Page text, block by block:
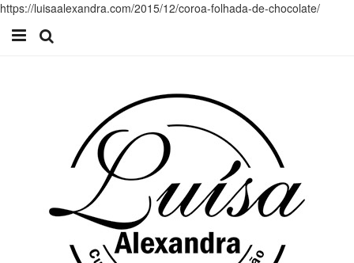
https://luisaalexandra.com/2015/12/coroa-folhada-de-chocolate/